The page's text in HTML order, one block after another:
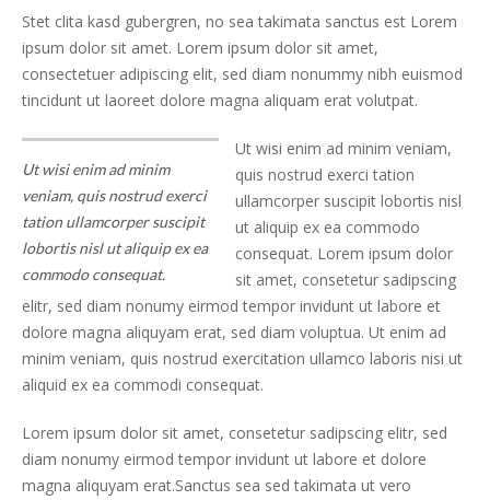
Stet clita kasd gubergren, no sea takimata sanctus est Lorem
ipsum dolor sit amet. Lorem ipsum dolor sit amet,
consectetuer adipiscing elit, sed diam nonummy nibh euismod
tincidunt ut laoreet dolore magna aliquam erat volutpat.
Ut wisi enim ad minim
veniam, quis nostrud exerci
tation ullamcorper suscipit
lobortis nisl ut aliquip ex ea
commodo consequat.
Ut wisi enim ad minim veniam,
quis nostrud exerci tation
ullamcorper suscipit lobortis nisl
ut aliquip ex ea commodo
consequat. Lorem ipsum dolor
sit amet, consetetur sadipscing
elitr, sed diam nonumy eirmod tempor invidunt ut labore et
dolore magna aliquyam erat, sed diam voluptua. Ut enim ad
minim veniam, quis nostrud exercitation ullamco laboris nisi ut
aliquid ex ea commodi consequat.
Lorem ipsum dolor sit amet, consetetur sadipscing elitr, sed
diam nonumy eirmod tempor invidunt ut labore et dolore
magna aliquyam erat.Sanctus sea sed takimata ut vero